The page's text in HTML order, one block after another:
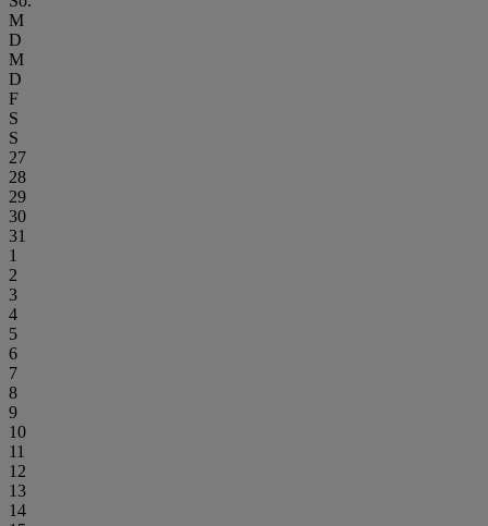
M
D
M
D
F
S
S
27
28
29
30
31
1
2
3
4
5
6
7
8
9
10
11
12
13
14